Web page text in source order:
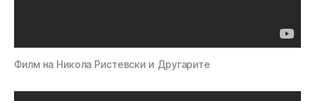
Филм на Никола Ристевски и Другарите